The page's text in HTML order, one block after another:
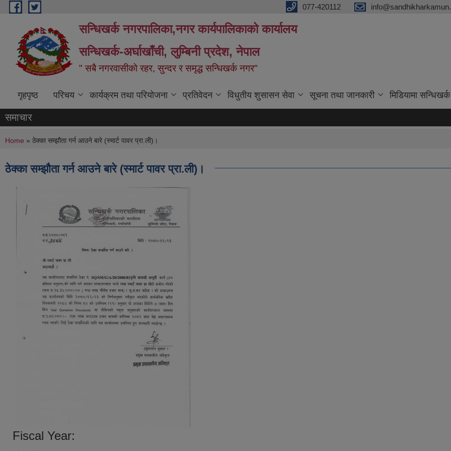
Skip to main content 077-420112
सन्धिखर्क नगरपालिका,नगर कार्यपालिकाको कार्यालय
सन्धिखर्क-अर्घाखाँची, लुम्बिनी प्रदेश, नेपाल
" सबै नगरवासीकाे रहर, सुन्दर र समृद्ध सन्धिखर्क नगर"
गृहपृष्ठ परिचय कार्यक्रम तथा परियोजना प्रतिवेदन विधुतीय शुसासन सेवा सूचना तथा जानकारी मिडियामा सन्धिखर्क
समाचार
You are here
Home » ठेक्का सम्झौता गर्न आउने बारे (स्मार्ट पावर प्रा.ली)।
ठेक्का सम्झौता गर्न आउने बारे (स्मार्ट पावर प्रा.ली)।
Fiscal Year: